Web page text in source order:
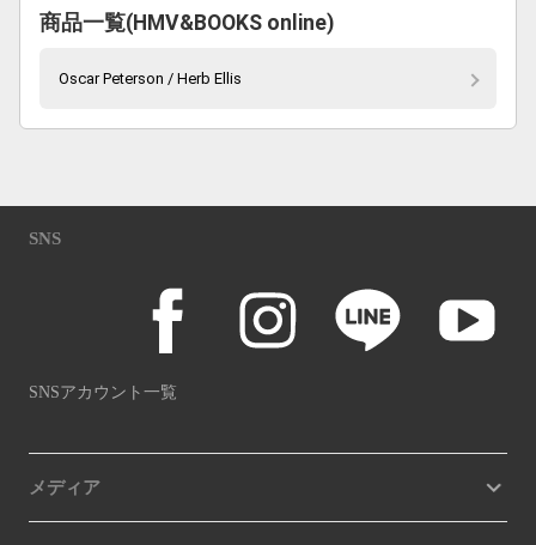
商品一覧(HMV&BOOKS online)
Oscar Peterson / Herb Ellis
SNS
SNSアカウント一覧
メディア